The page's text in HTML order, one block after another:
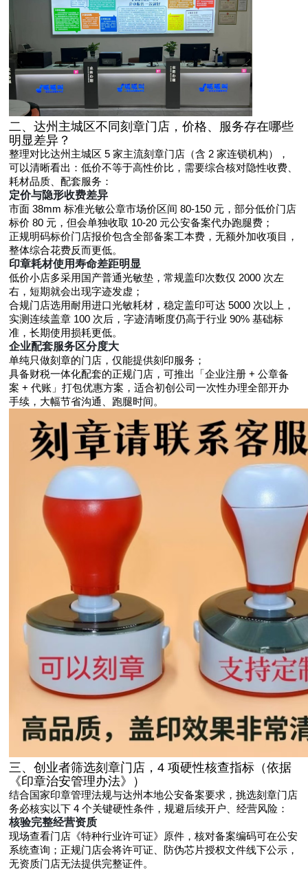
二、达州主城区不同刻章门店，价格、服务存在哪些
明显差异？
整理对比达州主城区 5 家主流刻章门店（含 2 家连锁机构），
可以清晰看出：低价不等于高性价比，需要综合核对隐性收费、
耗材品质、配套服务：
定价与隐形收费差异
市面 38mm 标准光敏公章市场价区间 80-150 元，部分低价门店
标价 80 元，但会单独收取 10-20 元公安备案代办跑腿费；
正规明码标价门店报价包含全部备案工本费，无额外加收项目，
整体综合花费反而更低。
印章耗材使用寿命差距明显
低价小店多采用国产普通光敏垫，常规盖印次数仅 2000 次左
右，短期就会出现字迹发虚；
合规门店选用耐用进口光敏耗材，稳定盖印可达 5000 次以上，
实测连续盖章 100 次后，字迹清晰度仍高于行业 90% 基础标
准，长期使用损耗更低。
企业配套服务区分度大
单纯只做刻章的门店，仅能提供刻印服务；
具备财税一体化配套的正规门店，可推出「企业注册 + 公章备
案 + 代账」打包优惠方案，适合初创公司一次性办理全部开办
手续，大幅节省沟通、跑腿时间。
三、创业者筛选刻章门店，4 项硬性核查指标（依据
《印章治安管理办法》）
结合国家印章管理法规与达州本地公安备案要求，挑选刻章门店
务必核实以下 4 个关键硬性条件，规避后续开户、经营风险：
核验完整经营资质
现场查看门店《特种行业许可证》原件，核对备案编码可在公安
系统查询；正规门店会将许可证、防伪芯片授权文件线下公示，
无资质门店无法提供完整证件。